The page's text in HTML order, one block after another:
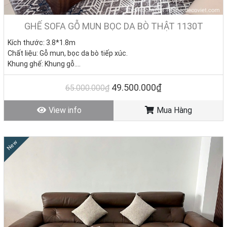
GHẾ SOFA GỖ MUN BỌC DA BÒ THẬT 1130T
Kích thước: 3.8*1.8m
Chất liệu: Gỗ mun, bọc da bò tiếp xúc.
Khung ghế: Khung gỗ.
Nệm ngồi: Mút D40 cao cấp
Giá KM: 49.500.000đ (Giá gốc: 65.000.000đ) – Bàn sofa
Tình trạng: Hàng mới - Còn hàng
65.000.000₫ 49.500.000₫
View info Mua Hàng
New